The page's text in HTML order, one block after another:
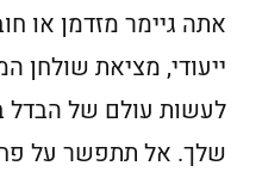
אתה גיימר מזדמן או
ייעודי, מציאת שולחן
לעשות עולם של
שלך. אל תתפשר על